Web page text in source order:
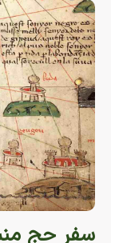
سفر حج